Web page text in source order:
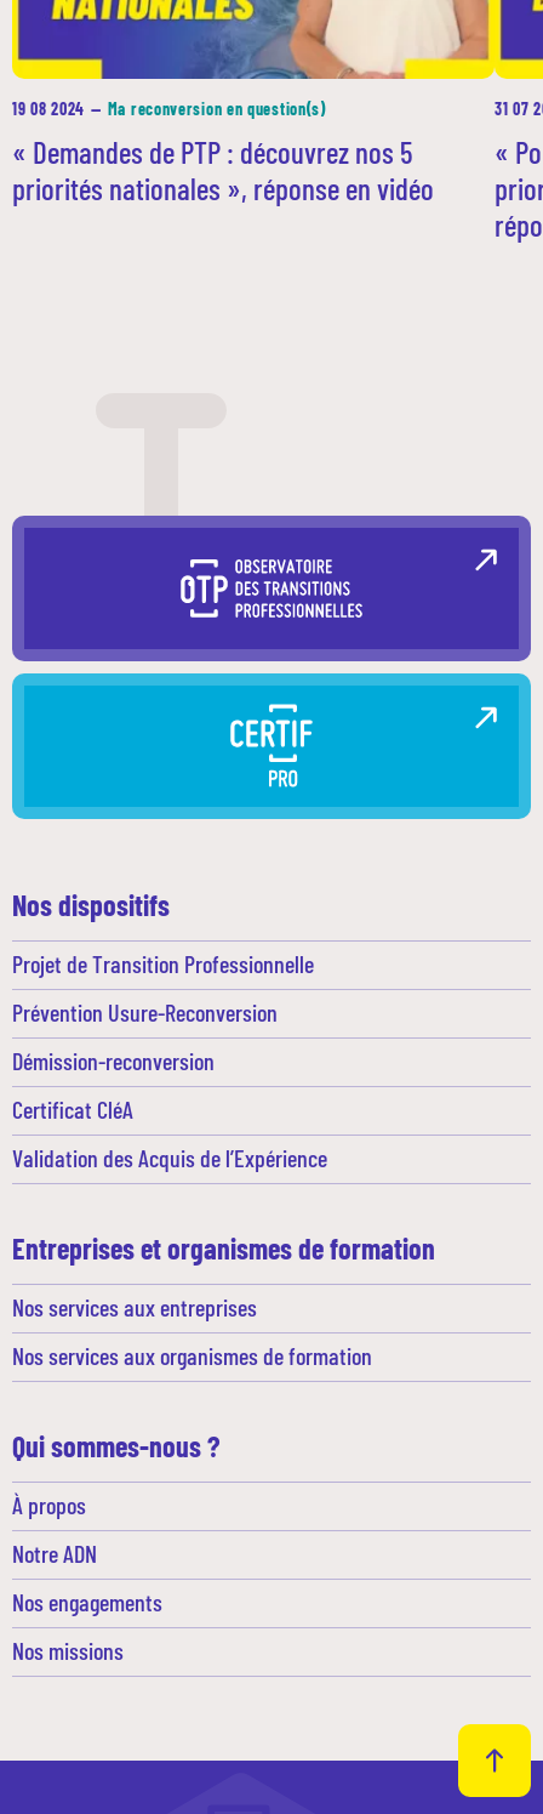
19 08 2024 — Ma reconversion en question(s)
« Demandes de PTP : découvrez nos 5
priorités nationales », réponse en vidéo
31 07
«
Nos dispositifs
Projet de Transition Professionnelle
Prévention Usure-Reconversion
Démission-reconversion
Certificat CléA
Validation des Acquis de l’Expérience
Entreprises et organismes de formation
Nos services aux entreprises
Nos services aux organismes de formation
Qui sommes-nous ?
À propos
Notre ADN
Nos engagements
Nos missions